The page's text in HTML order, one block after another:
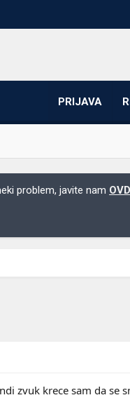
PRIJAVA
problem, javite nam
zvuk krece sam da se